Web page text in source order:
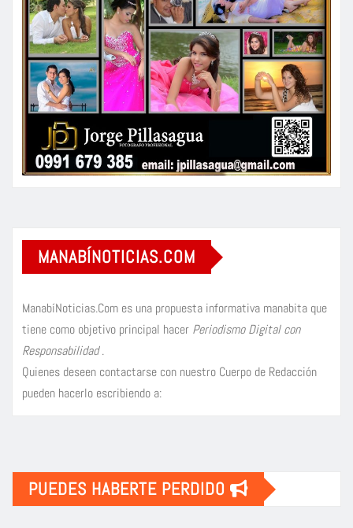
MANABÍNOTICIAS.COM
ManabíNoticias.Com es una propuesta informativa manabita que
tiene como objetivo principal hacer Periodismo Digital con
Responsabilidad.
Quienes deseen contactarse con nuestro Cuerpo de Redacción
pueden hacerlo escribiendo a:
PUEDES HABERTE PERDIDO